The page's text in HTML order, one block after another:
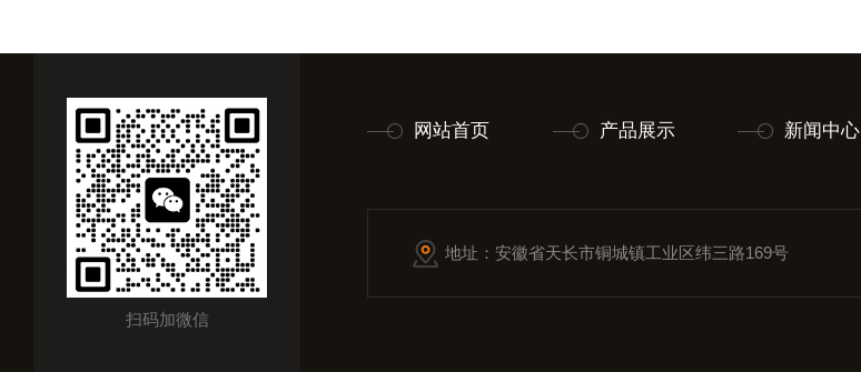
扫码加微信
网站首页 产品展示 新闻中心
地址：安徽省天长市铜城镇工业区纬三路169号